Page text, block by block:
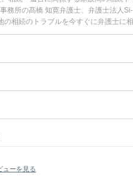
所の髙橋 知寛弁護士、弁護士法人
相続のトラブルを今すぐに弁護士に
できる八代市内の弁護士に相談予約
ューを見る